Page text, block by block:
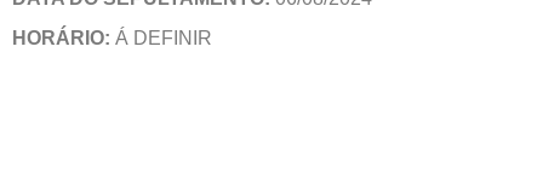
HORÁRIO: Á DEFINIR